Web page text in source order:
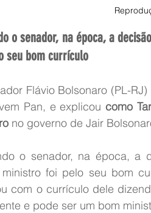
o senador, na época, a
seu bom currículo
Flávio Bolsonaro (PL-
Pan, e explicou como
no governo de Jair
o senador, na época, a
foi pelo seu bom
com o currículo dele
e pode ser um bom